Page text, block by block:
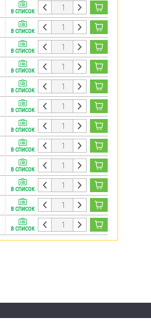
В СПИСОК
В СПИСОК
В СПИСОК
В СПИСОК
В СПИСОК
В СПИСОК
В СПИСОК
В СПИСОК
В СПИСОК
В СПИСОК
В СПИСОК
В СПИСОК